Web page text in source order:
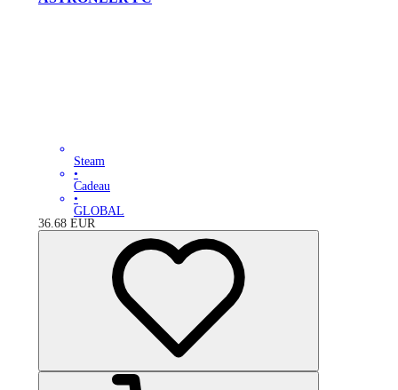
Steam
•
Cadeau
•
GLOBAL
36.68 EUR